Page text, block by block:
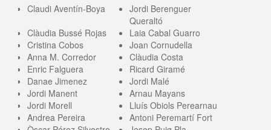
Claudi Aventín-Boya
Jordi Berenguer
Queraltó
Clàudia Bussé Rojas
Laia Cabal Guarro
Cristina Cobos
Joan Cornudella
Anna M. Corredor
Clàudia Costa
Enric Falguera
Ricard Giramé
Danae Jimenez
Jordi Malé
Jordi Manent
Arnau Mayans
Jordi Morell
Lluís Obiols Perearnau
Andrea Pereira
Antoni Peremartí Fort